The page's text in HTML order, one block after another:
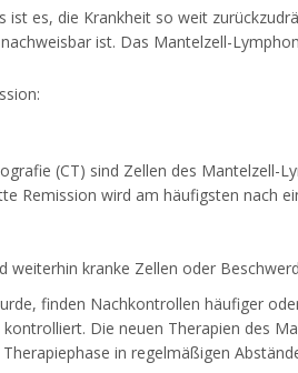
es, die Krankheit so weit
ist. Das Mantelzell-
(CT) sind Zellen des Mantelzell-
Remission wird am häufigsten nach
weiterhin kranke Zellen oder
finden Nachkontrollen häufiger
Die neuen Therapien des
in regelmäßigen